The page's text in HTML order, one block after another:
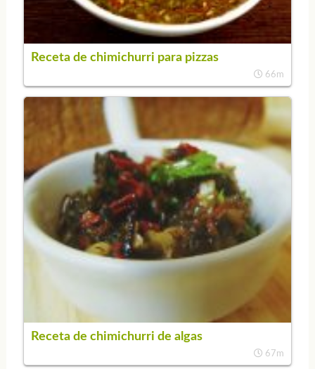
Receta de chimichurri para pizzas
66m
Receta de chimichurri de algas
67m